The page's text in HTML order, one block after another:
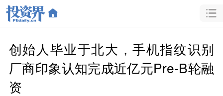
创始人毕业于北大，手机指纹识别
厂商印象认知完成近亿元Pre-B轮融
资